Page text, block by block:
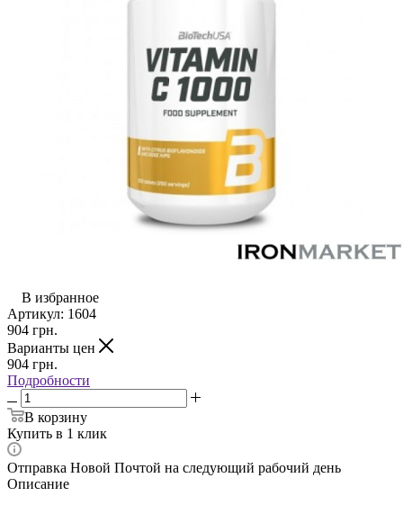
В избранное
Артикул: 1604
904 грн.
Варианты цен
904 грн.
Подробности
В корзину
Купить в 1 клик
Отправка Новой Почтой на следующий рабочий день
Описание